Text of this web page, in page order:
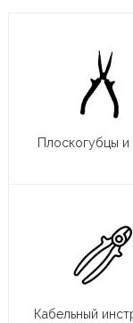
Плоскогубцы и
Кабельный